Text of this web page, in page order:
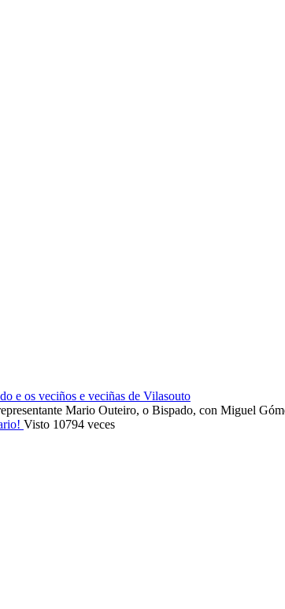
e os veciños e veciñas de Vilasouto
Mario Outeiro, o Bispado, con Miguel
Visto 10794 veces